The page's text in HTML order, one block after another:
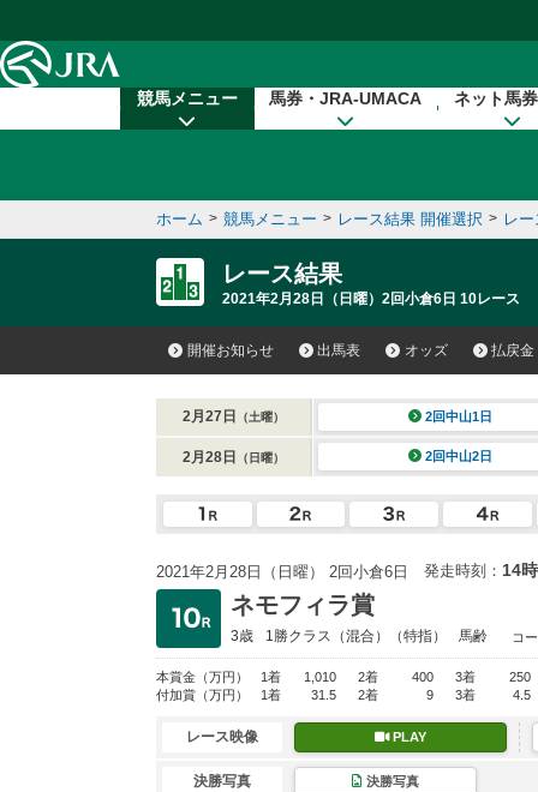
競馬メニュー 馬券・JRA-UMACA ネット馬
ホーム > 競馬メニュー > レース結果 開催選択 > レ
レース結果
2021年2月28日（日曜）2回小倉6日 10レース
開催お知らせ 出馬表 オッズ 払戻金
2月27日 （土曜） 2回中山1日
2月28日 （日曜） 2回中山2日
2021年2月28日（日曜） 2回小倉6日 発走時刻： 14
ネモフィラ賞
3歳 1勝クラス （混合）（特指） 馬齢 コ
本賞金 （万円） 1着 1,010 2着 400 3着
250
付加賞 （万円） 1着 31.5 2着 9 3着 4.5
レース映像 PLAY
決勝写真 決勝写真